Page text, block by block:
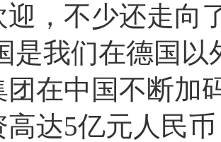
迎，不少还走向
是我们在德国
团在中国不断加
高达5亿元人民